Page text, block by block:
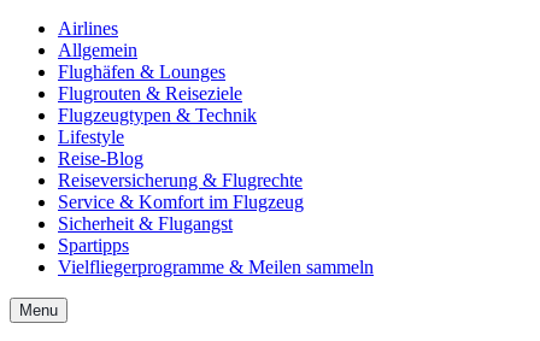
Airlines
Allgemein
Flughäfen & Lounges
Flugrouten & Reiseziele
Flugzeugtypen & Technik
Lifestyle
Reise-Blog
Reiseversicherung & Flugrechte
Service & Komfort im Flugzeug
Sicherheit & Flugangst
Spartipps
Vielfliegerprogramme & Meilen sammeln
Menu